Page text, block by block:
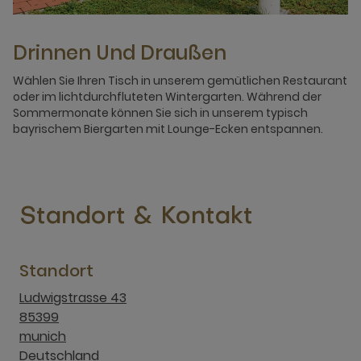
Drinnen Und Draußen
Wählen Sie Ihren Tisch in unserem gemütlichen Restaurant
oder im lichtdurchfluteten Wintergarten. Während der
Sommermonate können Sie sich in unserem typisch
bayrischem Biergarten mit Lounge-Ecken entspannen.
Standort & Kontakt
Standort
Ludwigstrasse 43
85399
munich
Deutschland